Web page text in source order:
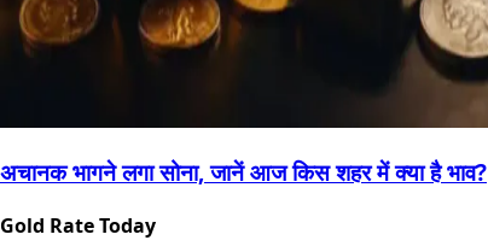
अचानक भागने लगा सोना, जानें आज किस शहर में क्या है भाव?
Gold Rate Today